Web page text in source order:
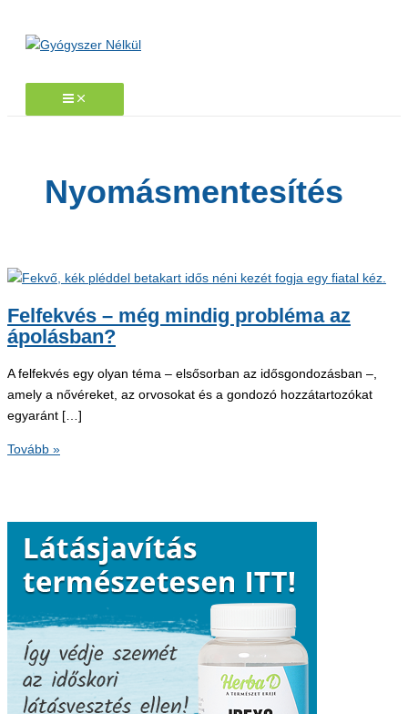
Nyomásmentesítés
Felfekvés – még mindig probléma az
ápolásban?
A felfekvés egy olyan téma – elsősorban az idősgondozásban –,
amely a nővéreket, az orvosokat és a gondozó hozzátartozókat
egyaránt […]
Felfekvés
ápolásban?
Tovább »